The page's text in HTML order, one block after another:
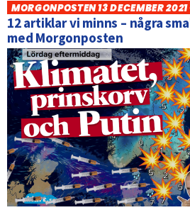
MORGONPOSTEN 13 DECEMBER
12 artiklar vi minns – några
med Morgonposten